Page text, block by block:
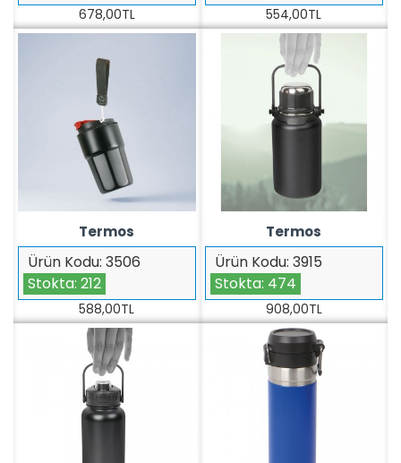
678,00TL 554,00TL
Ürün Kodu: 3506
Stokta: 212
Termos
588,00TL
Ürün Kodu: 3915
Stokta: 474
Termos
908,00TL